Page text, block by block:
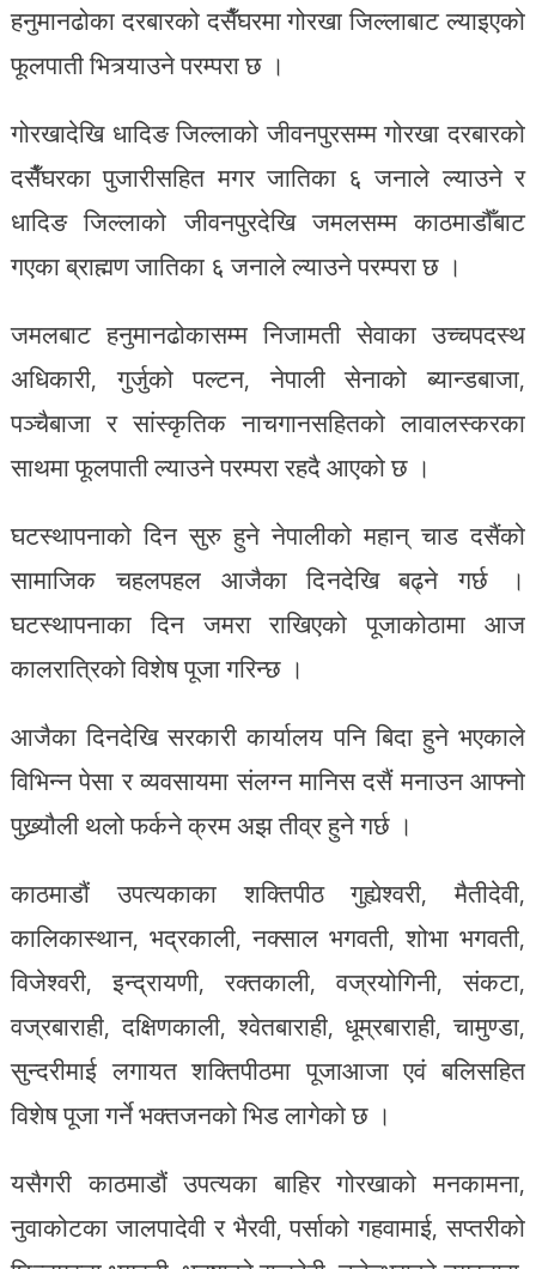
हनुमानढोका दरबारको दसैँघरमा गोरखा जिल्लाबाट ल्याइएको
फूलपाती भित्र्याउने परम्परा छ ।
गोरखादेखि धादिङ जिल्लाको जीवनपुरसम्म गोरखा दरबारको
दसैँघरका पुजारीसहित मगर जातिका ६ जनाले ल्याउने र
धादिङ जिल्लाको जीवनपुरदेखि जमलसम्म काठमाडौँबाट
गएका ब्राह्मण जातिका ६ जनाले ल्याउने परम्परा छ ।
जमलबाट हनुमानढोकासम्म निजामती सेवाका उच्चपदस्थ
अधिकारी, गुर्जुको पल्टन, नेपाली सेनाको ब्यान्डबाजा,
पञ्चैबाजा र सांस्कृतिक नाचगानसहितको लावालस्करका
साथमा फूलपाती ल्याउने परम्परा रहदै आएको छ ।
घटस्थापनाको दिन सुरु हुने नेपालीको महान् चाड दसैंको
सामाजिक चहलपहल आजैका दिनदेखि बढ्ने गर्छ ।
घटस्थापनाका दिन जमरा राखिएको पूजाकोठामा आज
कालरात्रिको विशेष पूजा गरिन्छ ।
आजैका दिनदेखि सरकारी कार्यालय पनि बिदा हुने भएकाले
विभिन्न पेसा र व्यवसायमा संलग्न मानिस दसैं मनाउन आफ्नो
पुख्र्यौली थलो फर्कने क्रम अझ तीव्र हुने गर्छ ।
काठमाडौं उपत्यकाका शक्तिपीठ गुह्येश्वरी, मैतीदेवी,
कालिकास्थान, भद्रकाली, नक्साल भगवती, शोभा भगवती,
विजेश्वरी, इन्द्रायणी, रक्तकाली, वज्रयोगिनी, संकटा,
वज्रबाराही, दक्षिणकाली, श्वेतबाराही, धूम्रबाराही, चामुण्डा,
सुन्दरीमाई लगायत शक्तिपीठमा पूजाआजा एवं बलिसहित
विशेष पूजा गर्ने भक्तजनको भिड लागेको छ ।
यसैगरी काठमाडौं उपत्यका बाहिर गोरखाको मनकामना,
नुवाकोटका जालपादेवी र भैरवी, पर्साको गहवामाई, सप्तरीको